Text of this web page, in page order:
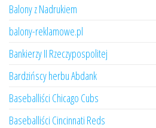
Balony z Nadrukiem
balony-reklamowe.pl
Bankierzy II Rzeczypospolitej
Bardzińscy herbu Abdank
Baseballiści Chicago Cubs
Baseballiści Cincinnati Reds